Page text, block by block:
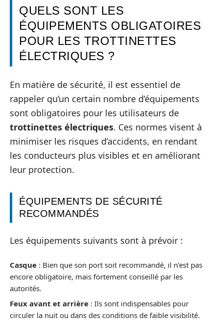
QUELS SONT LES
ÉQUIPEMENTS OBLIGATOIRES
POUR LES TROTTINETTES
ÉLECTRIQUES ?
En matière de sécurité, il est essentiel de
rappeler qu’un certain nombre d’équipements
sont obligatoires pour les utilisateurs de
trottinettes électriques. Ces normes visent à
minimiser les risques d’accidents, en rendant
les conducteurs plus visibles et en améliorant
leur protection.
ÉQUIPEMENTS DE SÉCURITÉ
RECOMMANDÉS
Les équipements suivants sont à prévoir :
Casque : Bien que son port soit recommandé, il n’est pas
encore obligatoire, mais fortement conseillé par les
autorités.
Feux avant et arrière : Ils sont indispensables pour
circuler la nuit ou dans des conditions de faible visibilité.